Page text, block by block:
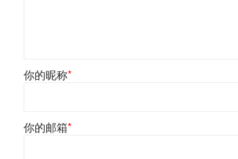
你的昵称*
你的邮箱*